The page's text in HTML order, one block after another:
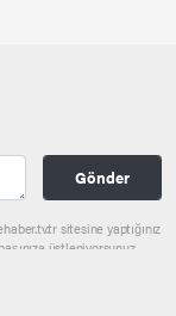
Gönder
sitesine yaptığınız
üstleniyorsunuz.